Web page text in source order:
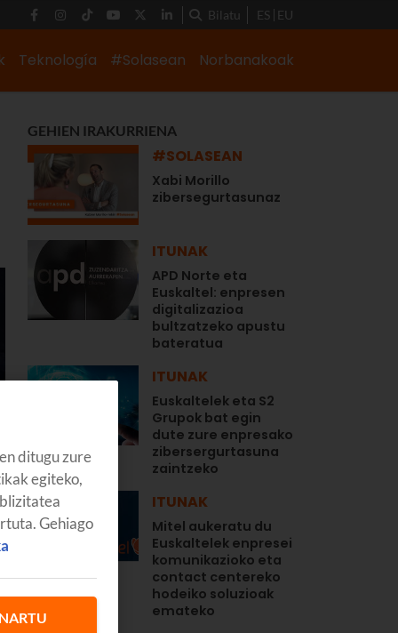
Bilatu ES EU
Teknología #Solasean Norbanakoak
GEHIEN IRAKURRIENA
#SOLASEAN
Xabi Morillo
zibersegurtasunaz
ITUNAK
APD Norte eta
Euskaltel: enpresen
digitalizazioa
bultzatzeko apustu
bateratua
ITUNAK
Euskaltelek eta S2
Grupok bat egin
dute zure enpresako
zibersergurtasuna
zaintzeko
ITUNAK
Mitel aukeratu du
Euskaltelek enpresei
komunikazioko eta
contact centereko
hodeiko soluzioak
emateko
ditugu zure
egiteko,
Gehiago